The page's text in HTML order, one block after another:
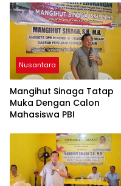
Penguatan
Profesionalisme dan
Akuntabilitas Personel
Nusantara
Mangihut Sinaga Tatap
Muka Dengan Calon
Mahasiswa PBI